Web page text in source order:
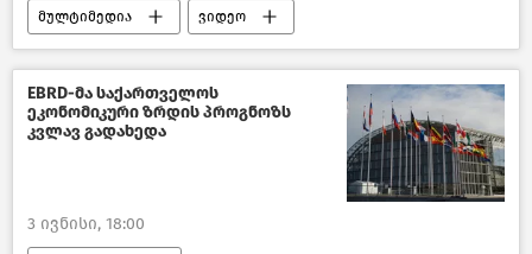
მულტიმედია ვიდეო
EBRD-მა საქართველოს
ეკონომიკური ზრდის პროგნოზს
კვლავ გადახედა
3 ივნისი, 18:00